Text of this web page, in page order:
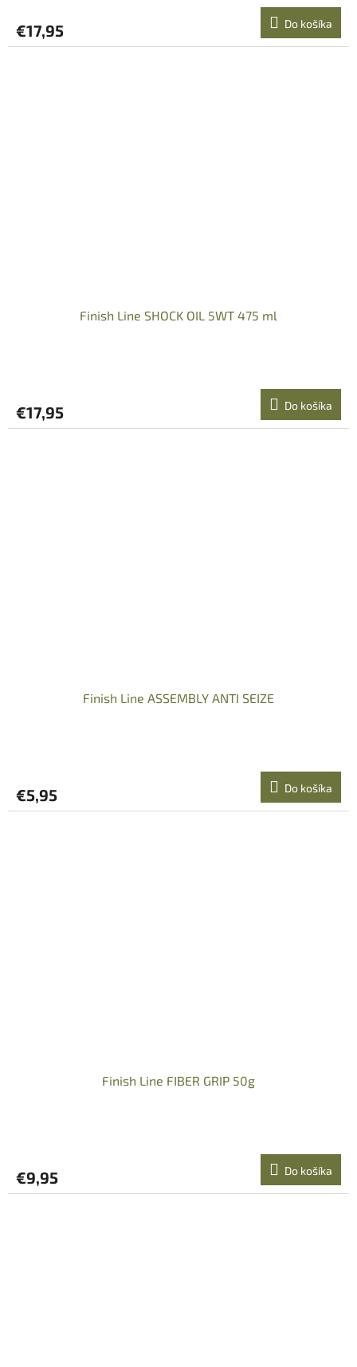
€17,95 Do košíka
Finish Line SHOCK OIL 5WT 475 ml
€17,95 Do košíka
Finish Line ASSEMBLY ANTI SEIZE
€5,95 Do košíka
Finish Line FIBER GRIP 50g
€9,95 Do košíka